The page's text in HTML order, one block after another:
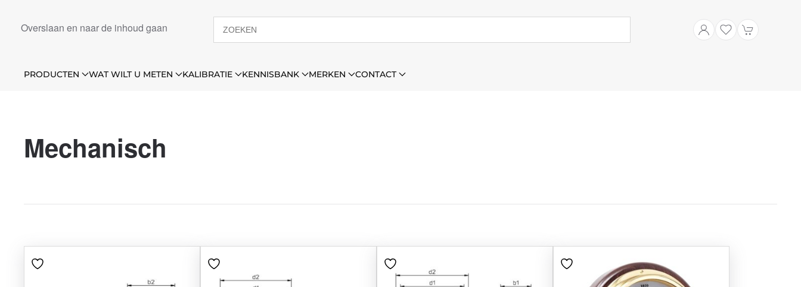
Overslaan en naar de inhoud gaan
PRODUCTEN WAT WILT U METEN KALIBRATIE KENNISBANK MERKEN CONTACT
Mechanisch